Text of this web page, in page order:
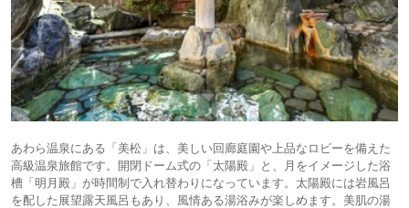
あわら温泉にある「美松」は、美しい回廊庭園や上品なロビーを備えた
高級温泉旅館です。開閉ドーム式の「太陽殿」と、月をイメージした浴
槽「明月殿」が時間制で入れ替わりになっています。太陽殿には岩風呂
を配した展望露天風呂もあり、風情ある湯浴みが楽しめます。美肌の湯